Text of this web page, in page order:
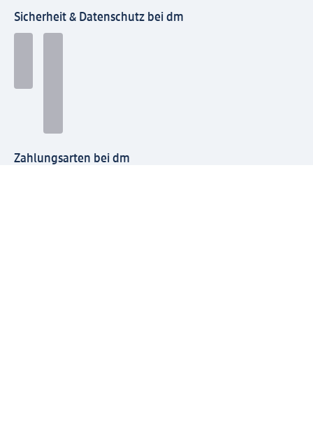
Sicherheit & Datenschutz bei dm
Zahlungsarten bei dm